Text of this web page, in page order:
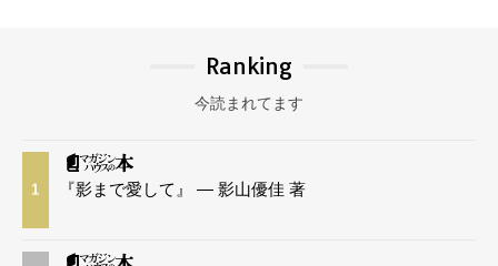
Ranking
今読まれてます
1 『影まで愛して』 — 影山優佳 著